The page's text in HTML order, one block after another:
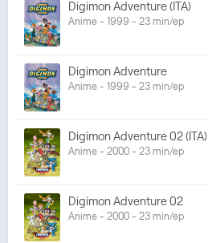
Digimon Adventure (ITA)
Anime - 1999 - 23 min/ep
Digimon Adventure
Anime - 1999 - 23 min/ep
Digimon Adventure 02 (ITA)
Anime - 2000 - 23 min/ep
Digimon Adventure 02
Anime - 2000 - 23 min/ep